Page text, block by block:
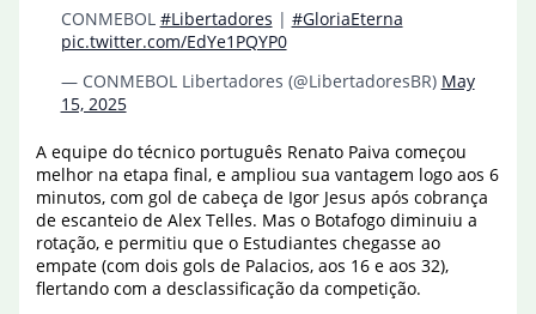
CONMEBOL #Libertadores | #GloriaEterna
pic.twitter.com/EdYe1PQYP0
— CONMEBOL Libertadores (@LibertadoresBR) May
15, 2025
A equipe do técnico português Renato Paiva começou
melhor na etapa final, e ampliou sua vantagem logo aos 6
minutos, com gol de cabeça de Igor Jesus após cobrança
de escanteio de Alex Telles. Mas o Botafogo diminuiu a
rotação, e permitiu que o Estudiantes chegasse ao
empate (com dois gols de Palacios, aos 16 e aos 32),
flertando com a desclassificação da competição.